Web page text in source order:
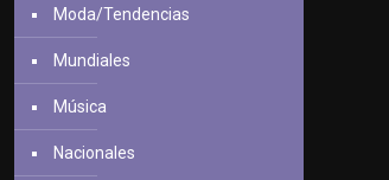
Moda/Tendencias
Mundiales
Música
Nacionales